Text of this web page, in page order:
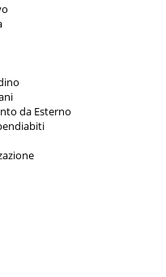
da Esterno